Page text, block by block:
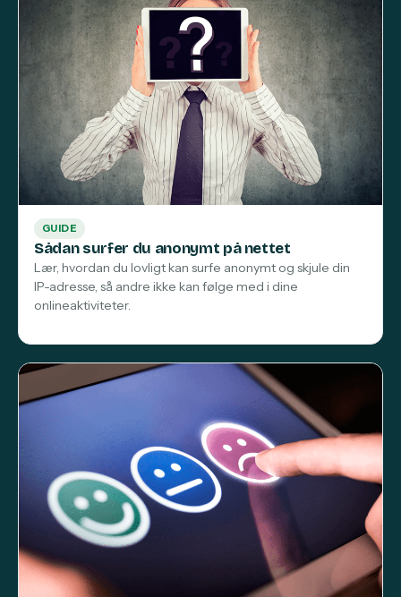
GUIDE
Sådan surfer du anonymt på nettet
Lær, hvordan du lovligt kan surfe anonymt og skjule din
IP-adresse, så andre ikke kan følge med i dine
onlineaktiviteter.